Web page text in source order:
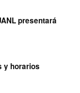
presentará
y horarios